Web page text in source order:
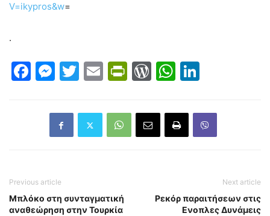
V=ikypros&w=
.
Facebook
Messenger
Twitter
EmailPrintFriendly
WordPress
WhatsApp
Previous article
Μπλόκο στη συνταγματική
αναθεώρηση στην Τουρκία
Next article
Ρεκόρ παραιτήσεων στις
Ενοπλες Δυνάμεις